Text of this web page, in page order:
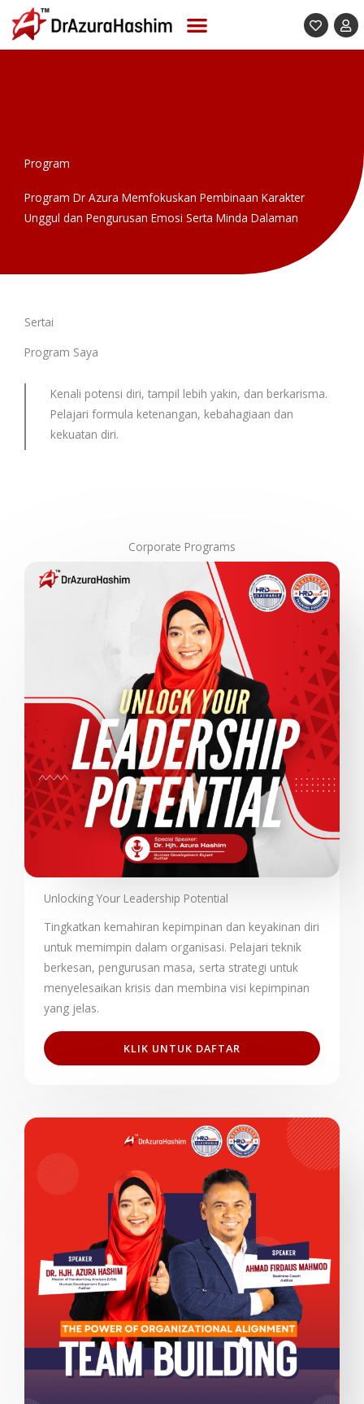
content
Program
Program Dr Azura Memfokuskan Pembinaan Karakter
Unggul dan Pengurusan Emosi Serta Minda Dalaman
Sertai
Program Saya
Kenali potensi diri, tampil lebih yakin, dan berkarisma.
Pelajari formula ketenangan, kebahagiaan dan
kekuatan diri.
Corporate Programs
Unlocking Your Leadership Potential
Tingkatkan kemahiran kepimpinan dan keyakinan diri
untuk memimpin dalam organisasi. Pelajari teknik
berkesan, pengurusan masa, serta strategi untuk
menyelesaikan krisis dan membina visi kepimpinan
yang jelas.
KLIK UNTUK DAFTAR